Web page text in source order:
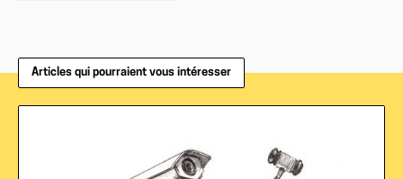
Articles qui pourraient vous intéresser